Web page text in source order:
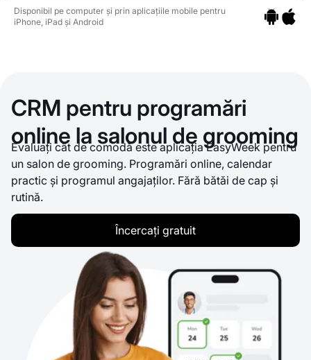
Disponibil pe computer și prin aplicațiile mobile pentru
iPhone, iPad și Android
CRM pentru programări
online la salonul de grooming
Evaluați cât de comodă este aplicația EasyWeek pentru
un salon de grooming. Programări online, calendar
practic și programul angajaților. Fără bătăi de cap și
rutină.
Încercați gratuit